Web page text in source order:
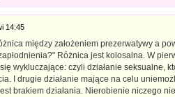
14:45
między założeniem prezerwatywy a
Różnica jest kolosalna. W
wykluczające: czyli działanie seksualne,
I drugie działanie mające na celu
brakiem działania. Nierobienie niczego